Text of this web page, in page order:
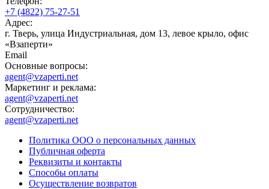
+7 (4822) 75-27-51
Адрес:
г. Тверь, улица Индустриальная, дом 13, левое крыло, офис
«Взаперти»
Email
Основные вопросы:
agent@vzaperti.net
Маркетинг и реклама:
agent@vzaperti.net
Сотрудничество:
agent@vzaperti.net
Политика ООО о персональных данных
Публичная оферта
Реквизиты и контакты
Способы оплаты
Осуществление возвратов